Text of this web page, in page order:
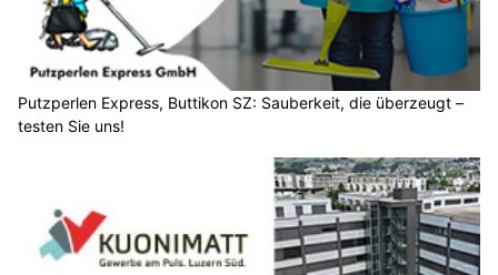
Putzperlen Express, Buttikon SZ: Sauberkeit, die überzeugt –
testen Sie uns!